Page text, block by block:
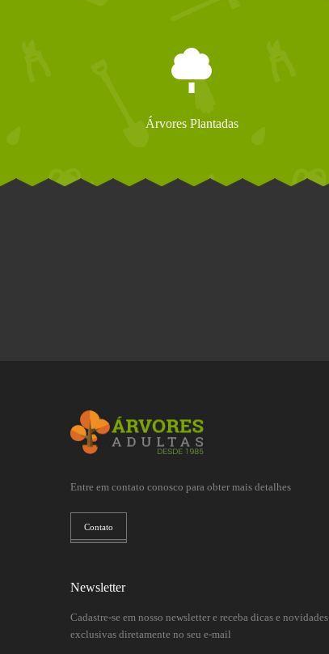
Árvores Plantadas
Entre em contato conosco para obter mais detalhes
Contato
Newsletter
Cadastre-se em nosso newsletter e receba dicas e novidades
exclusivas diretamente no seu e-mail